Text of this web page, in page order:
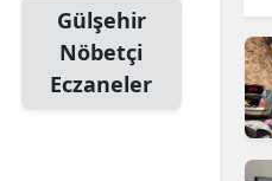
Gülşehir
Nöbetçi
Eczaneler